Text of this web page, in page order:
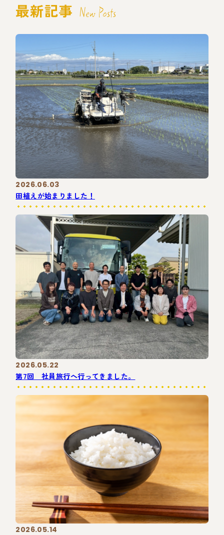
最新記事 New Posts
2026.06.03
田植えが始まりました！
2026.05.22
第7回 社員旅行へ行ってきました。
2026.05.14